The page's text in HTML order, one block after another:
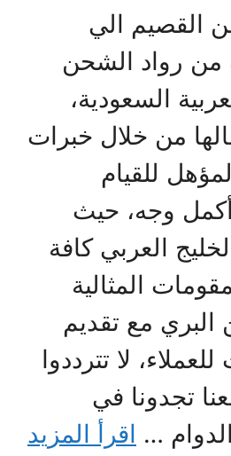
القصيم الي
من رواد الشحن
السعودية،
من خلال خبرات
للقيام
وجه، حيث
العربي كافة
المثالية
مع تقديم
لا تترددوا
تجدونا في
… اقرأ المزيد